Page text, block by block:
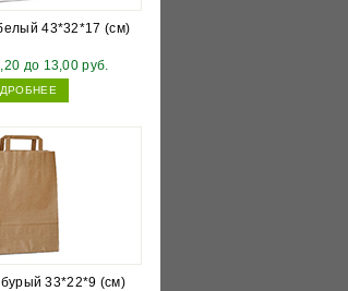
43*32*17 (см)
до 13,00 руб.
33*22*9 (см)